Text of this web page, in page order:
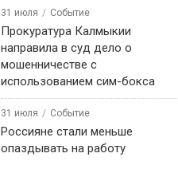
31 июля Событие
Прокуратура Калмыкии
направила в суд дело о
мошенничестве с
использованием сим-бокса
31 июля Событие
Россияне стали меньше
опаздывать на работу